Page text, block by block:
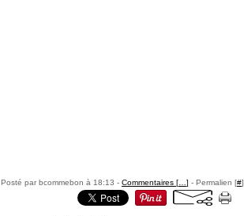
Posté par bcommebon à 18:13 - Commentaires [ ] - Permalien [#]